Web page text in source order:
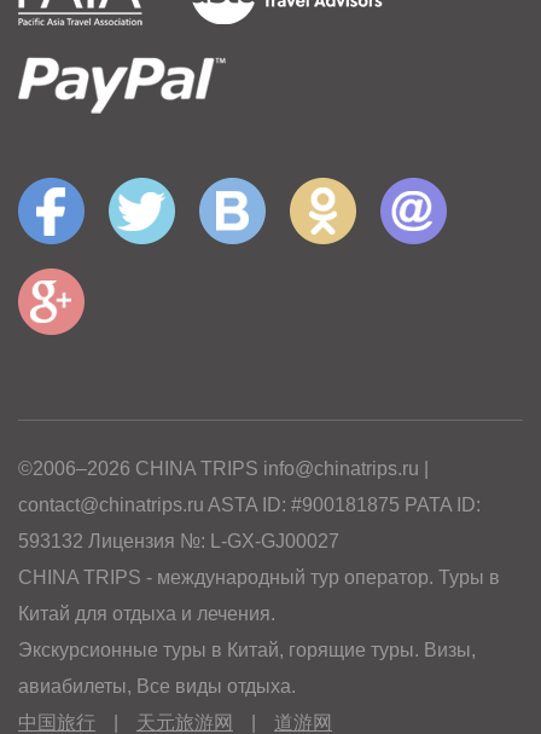
©2006–2026 CHINA TRIPS info@chinatrips.ru |
contact@chinatrips.ru ASTA ID: #900181875 PATA ID:
593132 Лицензия №: L-GX-GJ00027
CHINA TRIPS - международный тур оператор. Туры в
Китай для отдыха и лечения.
Экскурсионные туры в Китай, горящие туры. Визы,
авиабилеты, Все виды отдыха.
中国旅行
天元旅游网 道游网